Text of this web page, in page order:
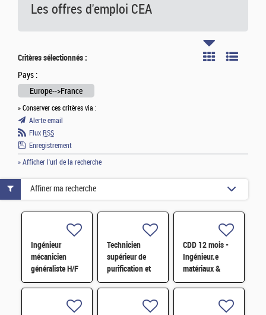
Les offres d'emploi CEA
Critères sélectionnés :
Pays :
Europe-->France
» Conserver ces critères via :
Alerte email
Flux RSS
Enregistrement
» Afficher l'url de la recherche
Ingénieur
mécanicien
généraliste H/F
Technicien
supérieur de
purification et
fabrication en
CDD 12 mois -
Ingénieur.e
matériaux &
soudage H/F
Affiner ma recherche